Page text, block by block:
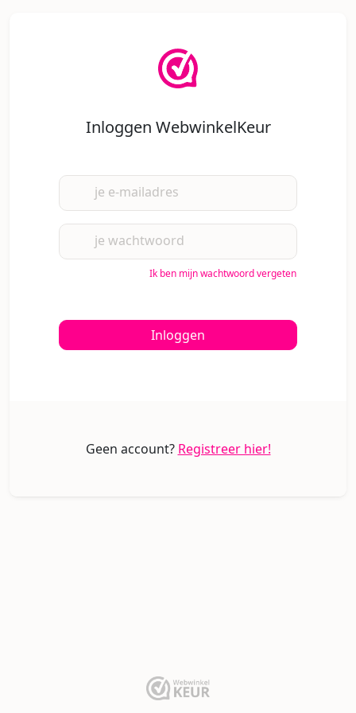
Inloggen WebwinkelKeur
je e-mailadres
je wachtwoord
Ik ben mijn wachtwoord vergeten
Inloggen
Geen account? Registreer hier!